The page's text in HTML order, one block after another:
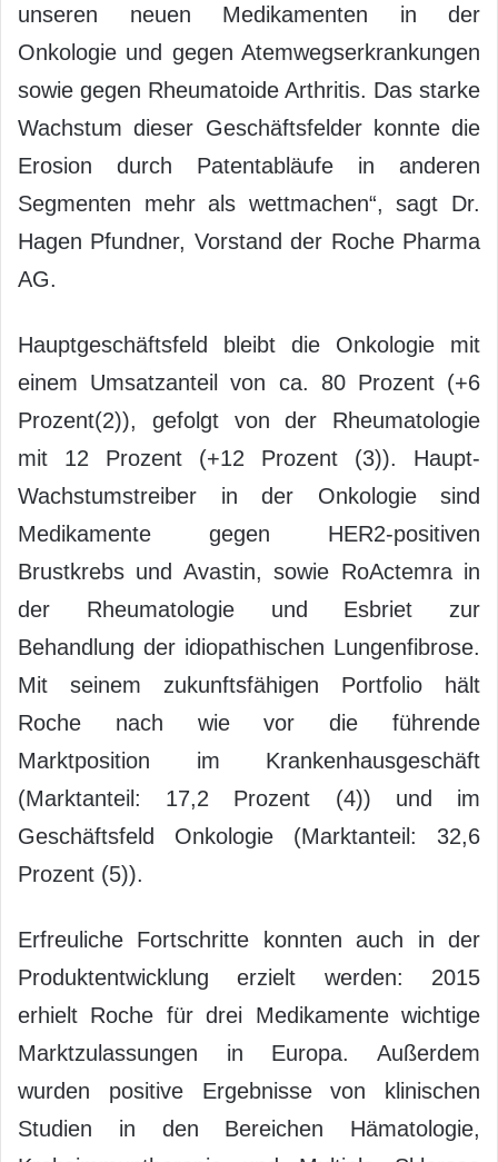
unseren neuen Medikamenten in der
Onkologie und gegen Atemwegserkrankungen
sowie gegen Rheumatoide Arthritis. Das starke
Wachstum dieser Geschäftsfelder konnte die
Erosion durch Patentabläufe in anderen
Segmenten mehr als wettmachen“, sagt Dr.
Hagen Pfundner, Vorstand der Roche Pharma
AG.
Hauptgeschäftsfeld bleibt die Onkologie mit
einem Umsatzanteil von ca. 80 Prozent (+6
Prozent(2)), gefolgt von der Rheumatologie
mit 12 Prozent (+12 Prozent (3)). Haupt-
Wachstumstreiber in der Onkologie sind
Medikamente gegen HER2-positiven
Brustkrebs und Avastin, sowie RoActemra in
der Rheumatologie und Esbriet zur
Behandlung der idiopathischen Lungenfibrose.
Mit seinem zukunftsfähigen Portfolio hält
Roche nach wie vor die führende
Marktposition im Krankenhausgeschäft
(Marktanteil: 17,2 Prozent (4)) und im
Geschäftsfeld Onkologie (Marktanteil: 32,6
Prozent (5)).
Erfreuliche Fortschritte konnten auch in der
Produktentwicklung erzielt werden: 2015
erhielt Roche für drei Medikamente wichtige
Marktzulassungen in Europa. Außerdem
wurden positive Ergebnisse von klinischen
Studien in den Bereichen Hämatologie,